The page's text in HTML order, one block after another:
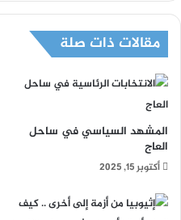
مقالات ذات صلة
المشهد السياسي في ساحل
العاج
أكتوبر 15, 2025